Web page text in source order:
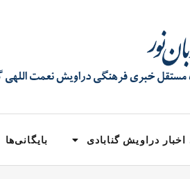
اخبار دراویش گنابادی بایگانی‌ها